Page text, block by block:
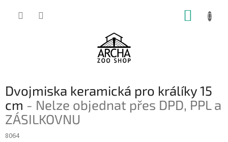
Dvojmiska keramická pro králíky 15
cm - Nelze objednat přes DPD, PPL a
ZÁSILKOVNU
8064